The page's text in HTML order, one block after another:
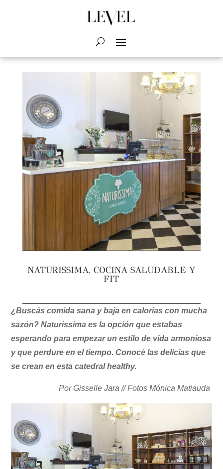
NATURISSIMA, COCINA SALUDABLE Y
FIT
¿Buscás comida sana y baja en calorías con mucha
sazón? Naturissima es la opción que estabas
esperando para empezar un estilo de vida armoniosa
y que perdure en el tiempo. Conocé las delicias que
se crean en esta catedral healthy.
Por Gisselle Jara // Fotos Mónica Matiauda